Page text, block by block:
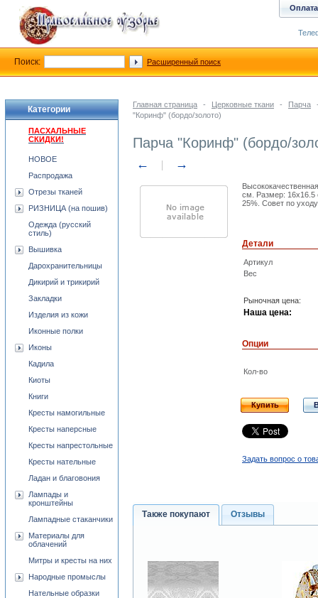
Главная страница - Церковные ткани - Парча
"Коринф" (бордо/золото)
Парча "Коринф" (бордо/
← →
см. Размер: 16x16.5
25%. Совет по
Детали
Артикул
Вес
Рыночная цена:
Наша цена:
Опции
Кол-во
Купить
Задать вопрос о
Также покупают Отзывы
Категории
ПАСХАЛЬНЫЕ
СКИДКИ!
НОВОЕ
Распродажа
Отрезы тканей
РИЗНИЦА (на пошив)
Одежда (русский
стиль)
Вышивка
Дарохранительницы
Дикирий и трикирий
Закладки
Изделия из кожи
Иконные полки
Иконы
Кадила
Киоты
Книги
Кресты намогильные
Кресты наперсные
Кресты напрестольные
Кресты нательные
Ладан и благовония
Лампады и
кронштейны
Лампадные стаканчики
Материалы для
облачений
Митры и кресты на них
Народные промыслы
Нательные образки
Оплата
Поиск: Расширенный поиск